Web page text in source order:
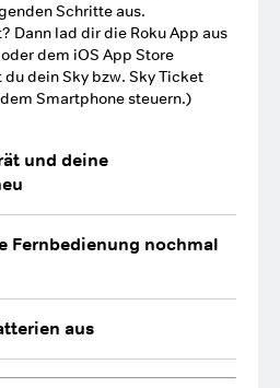
Schritte aus.
Dann lad dir die Roku App aus
dem iOS App Store
dein Sky bzw. Sky Ticket
Smartphone steuern.)
und deine
Fernbedienung nochmal
aus